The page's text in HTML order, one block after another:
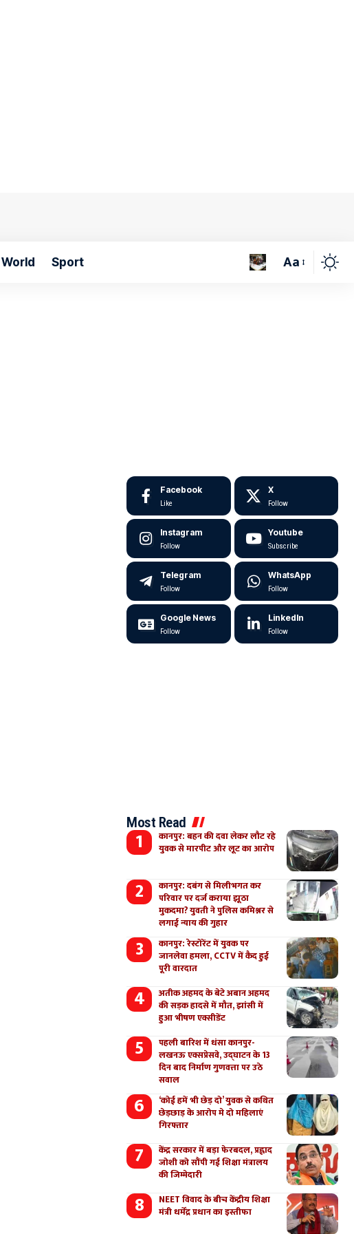
World Sport Aa
Facebook
Like
X
Follow
Instagram
Follow
Youtube
Subscribe
Telegram
Follow
WhatsApp
Follow
Google News
Follow
LinkedIn
Follow
Most Read
कानपुर: बहन की दवा लेकर लौट रहे
युवक से मारपीट और लूट का आरोप
कानपुर: दबंग से मिलीभगत कर
परिवार पर दर्ज कराया झूठा
मुकदमा? युवती ने पुलिस कमिश्नर से
लगाई न्याय की गुहार
कानपुर: रेस्टोरेंट में युवक पर
जानलेवा हमला, CCTV में कैद हुई
पूरी वारदात
अतीक अहमद के बेटे अबान अहमद
की सड़क हादसे में मौत, झांसी में
हुआ भीषण एक्सीडेंट
पहली बारिश में धंसा कानपुर-
लखनऊ एक्सप्रेसवे, उद्घाटन के 13
दिन बाद निर्माण गुणवत्ता पर उठे
सवाल
‘कोई हमें भी छेड़ दो’ युवक से कथित
छेड़छाड़ के आरोप मे दो महिलाएं
गिरफ्तार
केंद्र सरकार में बड़ा फेरबदल, प्रह्लाद
जोशी को सौंपी गई शिक्षा मंत्रालय
की जिम्मेदारी
NEET विवाद के बीच केंद्रीय शिक्षा
मंत्री धर्मेंद्र प्रधान का इस्तीफा